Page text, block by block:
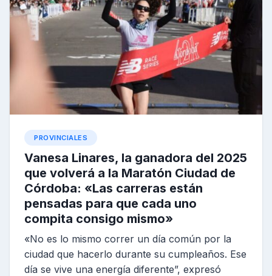
PROVINCIALES
Vanesa Linares, la ganadora del 2025
que volverá a la Maratón Ciudad de
Córdoba: «Las carreras están
pensadas para que cada uno
compita consigo mismo»
«No es lo mismo correr un día común por la
ciudad que hacerlo durante su cumpleaños. Ese
día se vive una energía diferente”, expresó